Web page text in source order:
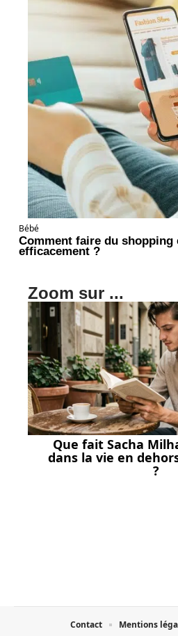
Bébé
Comment faire du shopping
efficacement ?
Zoom sur ...
Que fait Sacha
dans la vie en
?
Contact Mentions